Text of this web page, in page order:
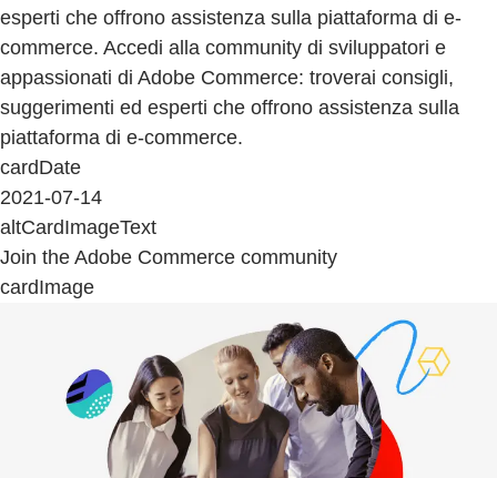
esperti che offrono assistenza sulla piattaforma di e-
commerce. Accedi alla community di sviluppatori e
appassionati di Adobe Commerce: troverai consigli,
suggerimenti ed esperti che offrono assistenza sulla
piattaforma di e-commerce.
cardDate
2021-07-14
altCardImageText
Join the Adobe Commerce community
cardImage